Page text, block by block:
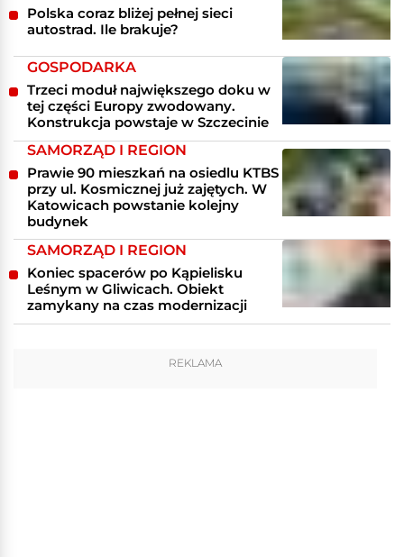
Polska coraz bliżej pełnej sieci
autostrad. Ile brakuje?
GOSPODARKA
Trzeci moduł największego doku w
tej części Europy zwodowany.
Konstrukcja powstaje w Szczecinie
SAMORZĄD I REGION
Prawie 90 mieszkań na osiedlu KTBS
przy ul. Kosmicznej już zajętych. W
Katowicach powstanie kolejny
budynek
SAMORZĄD I REGION
Koniec spacerów po Kąpielisku
Leśnym w Gliwicach. Obiekt
zamykany na czas modernizacji
REKLAMA